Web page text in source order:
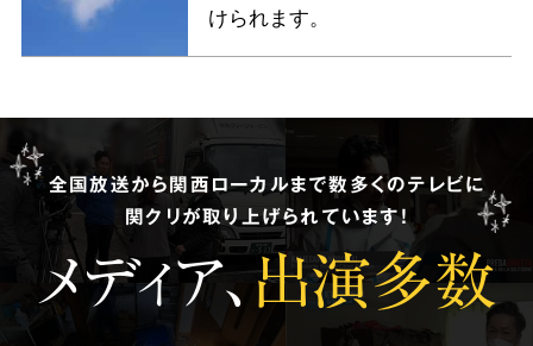
けられます。
全国放送から関西ローカルまで数多くのテレビに
関クリが取り上げられています!
メディア、出演多数